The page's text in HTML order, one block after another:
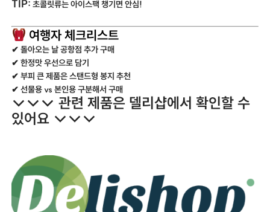
TIP: 초콜릿류는 아이스팩 챙기면 안심!
여행자 체크리스트
✔ 돌아오는 날 공항점 추가 구매
✔ 한정맛 우선으로 담기
✔ 부피 큰 제품은 스탠드형 봉지 추천
✔ 선물용 vs 본인용 구분해서 구매
↓↓↓ 관련 제품은 델리샵에서 확인할 수
있어요 ↓↓↓